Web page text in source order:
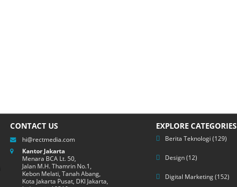
CONTACT US
hi@rectmedia.com
Kantor Jakarta
Menara BCA Lt. 50,
Jalan M.H. Thamrin No.1,
Kebon Melati, Tanah Abang,
Kota Jakarta Pusat, DKI Jakarta,
EXPLORE CATEGORIES
Berita Teknologi (129)
Design(12)
Digital Marketing(152)